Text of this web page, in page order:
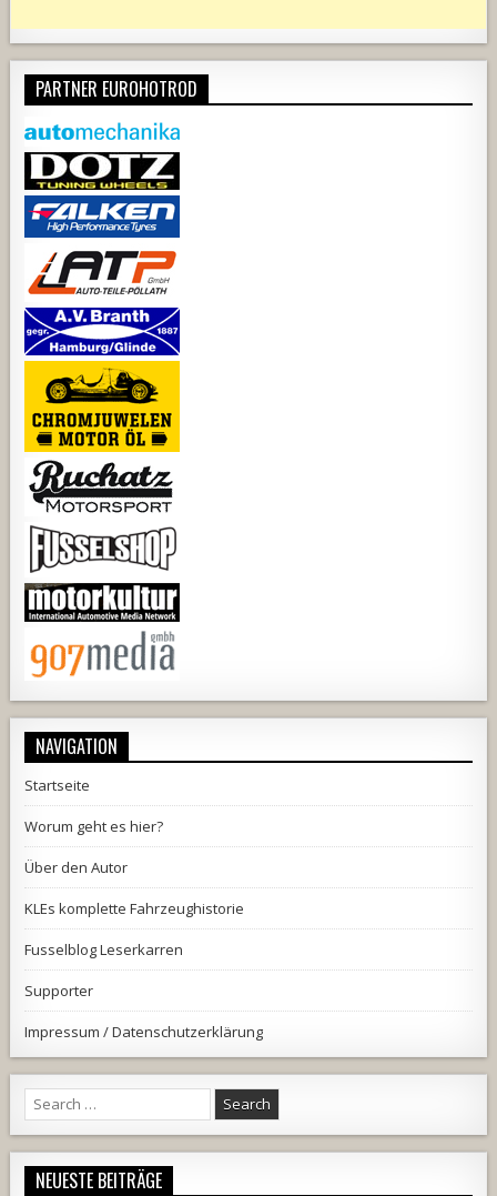
PARTNER EUROHOTROD
NAVIGATION
Startseite
Worum geht es hier?
Über den Autor
KLEs komplette Fahrzeughistorie
Fusselblog Leserkarren
Supporter
Impressum / Datenschutzerklärung
Search
for:
NEUESTE BEITRÄGE